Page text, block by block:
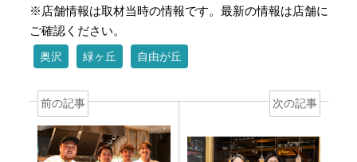
※店舗情報は取材当時の情報です。最新の情報は店舗に
ご確認ください。
奥沢 緑ヶ丘 自由が丘
前の記事 次の記事